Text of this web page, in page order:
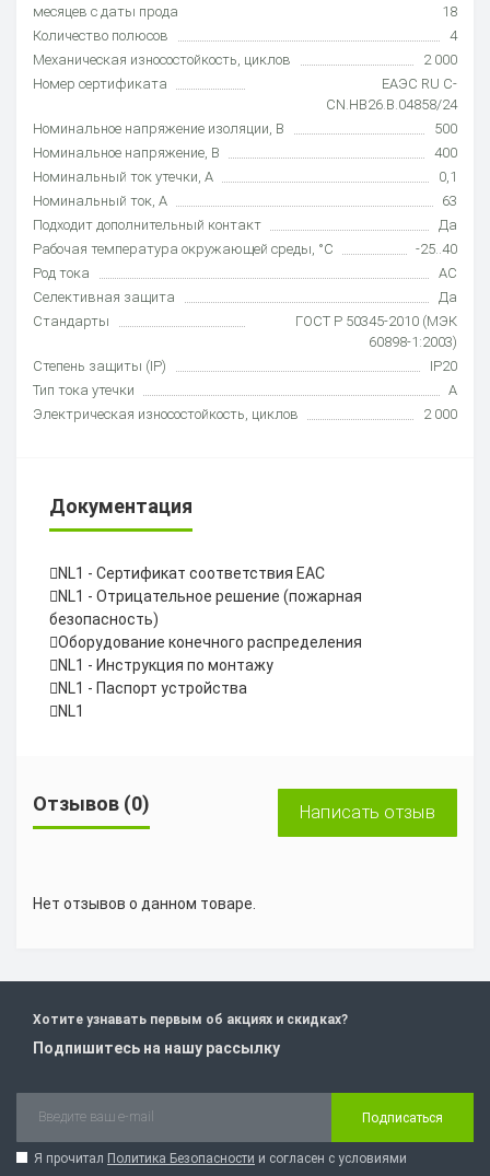
месяцев с даты прода
18
Количество полюсов
4
Механическая износостойкость, циклов
2 000
Номер сертификата
ЕАЭС RU С-
CN.НВ26.В.04858/24
Номинальное напряжение изоляции, В
500
Номинальное напряжение, В
400
Номинальный ток утечки, А
0,1
Номинальный ток, А
63
Подходит дополнительный контакт
Да
Рабочая температура окружающей среды, °C
-25..40
Род тока
AC
Селективная защита
Да
Стандарты
ГОСТ Р 50345-2010 (МЭК
60898-1:2003)
Степень защиты (IP)
IP20
Тип тока утечки
A
Электрическая износостойкость, циклов
2 000
Документация
NL1 - Сертификат соответствия ЕАС
NL1 - Отрицательное решение (пожарная
безопасность)
Оборудование конечного распределения
NL1 - Инструкция по монтажу
NL1 - Паспорт устройства
NL1
Отзывов (0) Написать отзыв
Нет отзывов о данном товаре.
Хотите узнавать первым об акциях и скидках?
Подпишитесь на нашу рассылку
Подписаться
Я прочитал Политика Безопасности и согласен с условиями